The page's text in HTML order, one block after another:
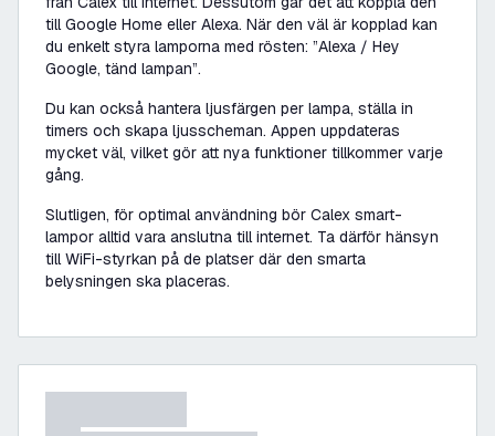
till Google Home eller Alexa. När den väl är kopplad kan
du enkelt styra lamporna med rösten: ”Alexa / Hey
Google, tänd lampan”.
Du kan också hantera ljusfärgen per lampa, ställa in
timers och skapa ljusscheman. Appen uppdateras
mycket väl, vilket gör att nya funktioner tillkommer varje
gång.
Slutligen, för optimal användning bör Calex smart-
lampor alltid vara anslutna till internet. Ta därför hänsyn
till WiFi-styrkan på de platser där den smarta
belysningen ska placeras.